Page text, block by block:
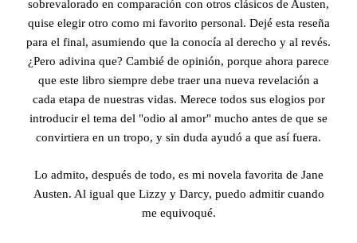
sobrevalorado en comparación con otros clásicos de Austen,
quise elegir otro como mi favorito personal. Dejé esta reseña
para el final, asumiendo que la conocía al derecho y al revés.
¿Pero adivina que? Cambié de opinión, porque ahora parece
que este libro siempre debe traer una nueva revelación a
cada etapa de nuestras vidas. Merece todos sus elogios por
introducir el tema del "odio al amor" mucho antes de que se
convirtiera en un tropo, y sin duda ayudó a que así fuera.
Lo admito, después de todo, es mi novela favorita de Jane
Austen. Al igual que Lizzy y Darcy, puedo admitir cuando
me equivoqué.